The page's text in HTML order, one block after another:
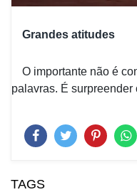
Grandes atitudes
O importante não é
palavras. É surpreender
TAGS